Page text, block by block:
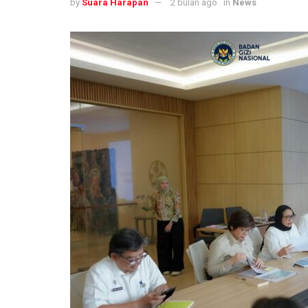
by Suara Harapan 2 bulan ago in News